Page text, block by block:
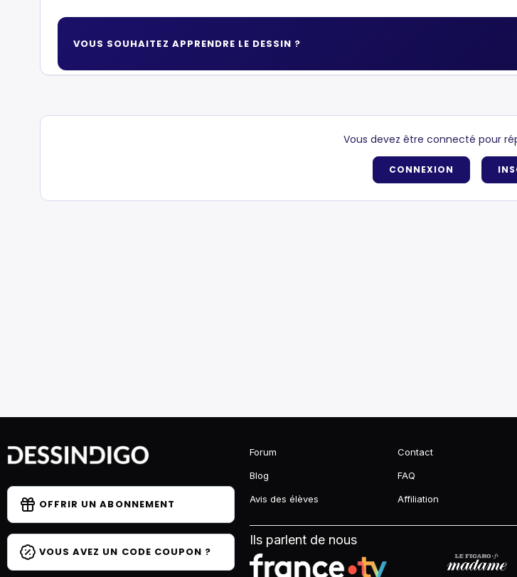
VOUS SOUHAITEZ APPRENDRE LE DESSIN ?
Vous devez être connecté pour
CONNEXION
OFFRIR UN ABONNEMENT
VOUS AVEZ UN CODE COUPON ?
Forum
Blog
Avis des élèves
Contact
FAQ
Affiliation
Ils parlent de nous